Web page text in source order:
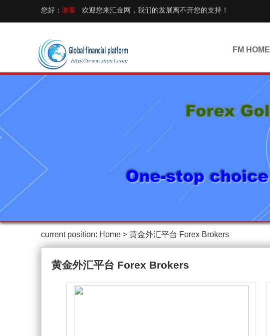
您好： 游客 欢迎您来汇金网，我们的发展离不开您的支持！
FM HOME
current position: Home > 黄金外汇平台 Forex Brokers
黄金外汇平台 Forex Brokers